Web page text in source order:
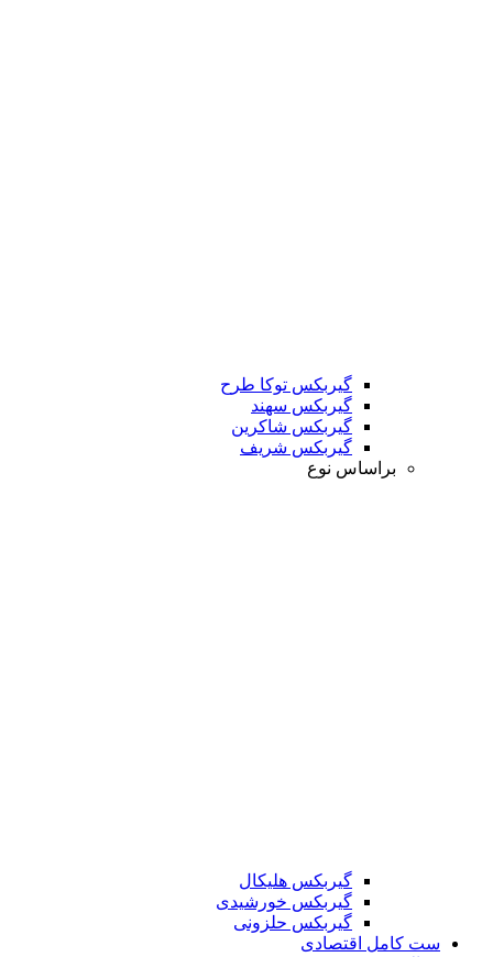
گیربکس توکا طرح
گیربکس سهند
گیربکس شاکرین
گیربکس شریف
براساس نوع
گیربکس هلیکال
گیربکس خورشیدی
گیربکس حلزونی
ست کامل اقتصادی